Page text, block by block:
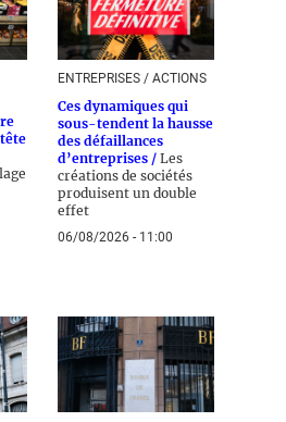
ENTREPRISES / ACTIONS
Ces dynamiques qui
sous-tendent la hausse
des défaillances
d’entreprises / Les
créations de sociétés
produisent un double
effet
06/08/2026 - 11:00